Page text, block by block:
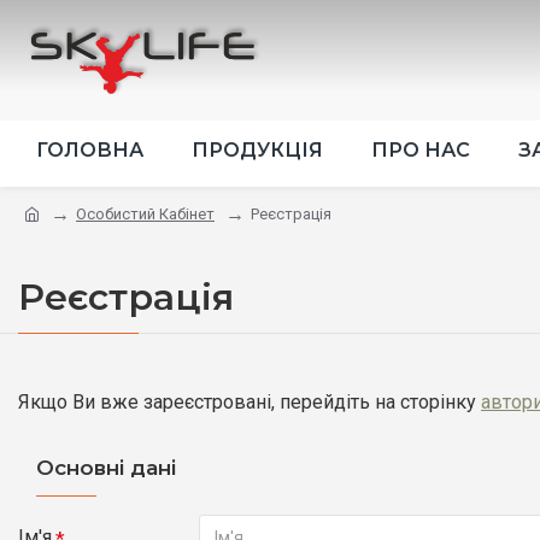
ГОЛОВНА ПРОДУКЦІЯ ПРО НАС
Особистий Кабінет Реєстрація
Реєстрація
Якщо Ви вже зареєстровані, перейдіть на сторінку
Основні дані